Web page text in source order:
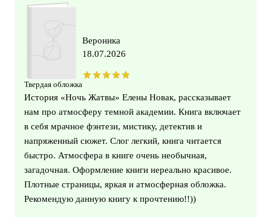
Твердая обложка
Вероника
18.07.2026
История «Ночь Жатвы» Елены Новак, рассказывает
нам про атмосферу темной академии. Книга включает
в себя мрачное фэнтези, мистику, детектив и
напряженный сюжет. Слог легкий, книга читается
быстро. Атмосфера в книге очень необычная,
загадочная. Оформление книги нереально красивое.
Плотные страницы, яркая и атмосферная обложка.
Рекомендую данную книгу к прочтению!!))